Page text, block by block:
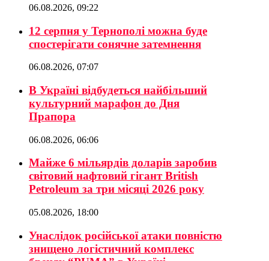
06.08.2026, 09:22
12 серпня у Тернополі можна буде
спостерігати сонячне затемнення
06.08.2026, 07:07
В Україні відбудеться найбільший
культурний марафон до Дня
Прапора
06.08.2026, 06:06
Майже 6 мільярдів доларів заробив
світовий нафтовий гігант British
Petroleum за три місяці 2026 року
05.08.2026, 18:00
Унаслідок російської атаки повністю
знищено логістичний комплекс